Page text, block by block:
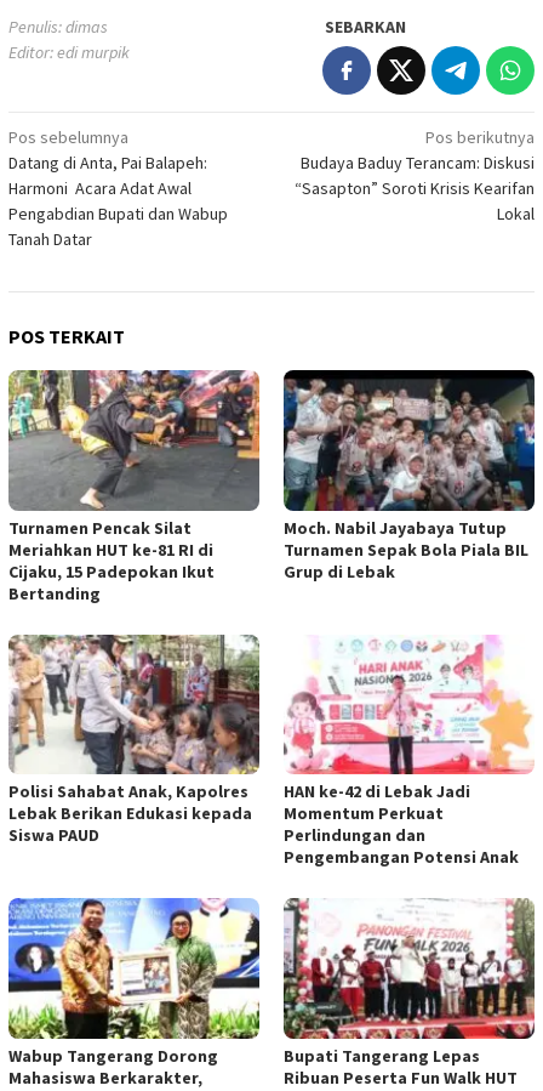
Penulis: dimas
Editor: edi murpik
SEBARKAN
Navigasi
pos
Pos sebelumnya
Datang di Anta, Pai Balapeh:
Harmoni Acara Adat Awal
Pengabdian Bupati dan Wabup
Tanah Datar
Pos berikutnya
Budaya Baduy Terancam: Diskusi
“Sasapton” Soroti Krisis Kearifan
Lokal
POS TERKAIT
Turnamen Pencak Silat
Meriahkan HUT ke-81 RI di
Cijaku, 15 Padepokan Ikut
Bertanding
Moch. Nabil Jayabaya Tutup
Turnamen Sepak Bola Piala BIL
Grup di Lebak
Polisi Sahabat Anak, Kapolres
Lebak Berikan Edukasi kepada
Siswa PAUD
HAN ke-42 di Lebak Jadi
Momentum Perkuat
Perlindungan dan
Pengembangan Potensi Anak
Wabup Tangerang Dorong
Mahasiswa Berkarakter,
Bupati Tangerang Lepas
Ribuan Peserta Fun Walk HUT